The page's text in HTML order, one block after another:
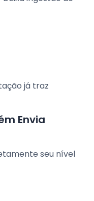
já traz
Envia
seu nível